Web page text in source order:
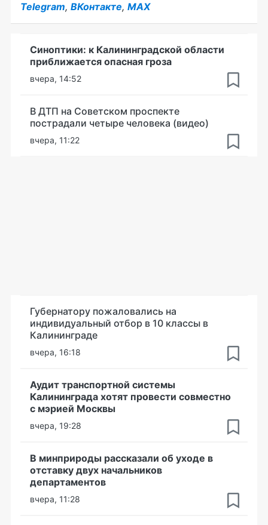
Telegram, ВКонтакте, MAX
Синоптики: к Калининградской области
приближается опасная гроза
вчера, 14:52
В ДТП на Советском проспекте
пострадали четыре человека (видео)
вчера, 11:22
Губернатору пожаловались на
индивидуальный отбор в 10 классы в
Калининграде
вчера, 16:18
Аудит транспортной системы
Калининграда хотят провести совместно
с мэрией Москвы
вчера, 19:28
В минприроды рассказали об уходе в
отставку двух начальников
департаментов
вчера, 11:28